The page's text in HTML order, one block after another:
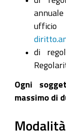
di
Ogni
massimo di